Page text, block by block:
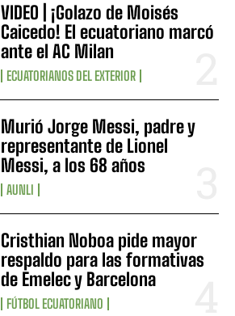
VIDEO | ¡Golazo de Moisés
Caicedo! El ecuatoriano marcó
ante el AC Milan
ECUATORIANOS DEL EXTERIOR
Murió Jorge Messi, padre y
representante de Lionel
Messi, a los 68 años
AUNLI
Cristhian Noboa pide mayor
respaldo para las formativas
de Emelec y Barcelona
FÚTBOL ECUATORIANO